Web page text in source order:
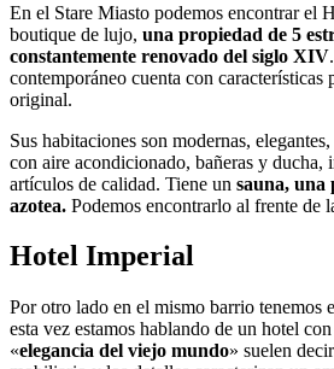
En el Stare Miasto podemos encontrar el
boutique de lujo, una propiedad de 5
constantemente renovado del siglo XIV
contemporáneo cuenta con características
original.
Sus habitaciones son modernas,
con aire acondicionado, bañeras y
artículos de calidad. Tiene un sauna, una
azotea. Podemos encontrarlo al frente de
Hotel Imperial
Por otro lado en el mismo barrio tenemos
esta vez estamos hablando de un hotel
«elegancia del viejo mundo» suelen